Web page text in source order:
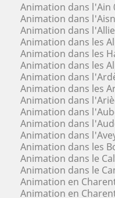
Animation dans l'Ain
Animation dans
Animation dans
Animation dans les
Animation dans les
Animation dans les
Animation dans
Animation dans les
Animation dans
Animation dans
Animation dans
Animation dans
Animation dans les
Animation dans le
Animation dans le
Animation en
Animation en